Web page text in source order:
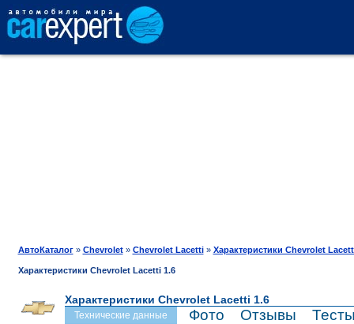
ТЕСТ-ДРАЙВ
ПРОДАЖА
АвтоКаталог» Chevrolet» Chevrolet Lacetti» Характеристики Chevrolet
Характеристики Chevrolet Lacetti 1.6
Характеристики Chevrolet Lacetti 1.6
Технические данные Фото Отзывы